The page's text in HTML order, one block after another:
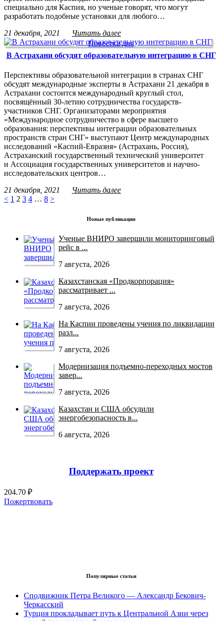
специально для Каспия, но ученые говорят, что могут
разработать подобные установки для любого…
21 декабря, 2021
Читать далее
Повестка дня
В Астрахани обсудят образовательную интеграцию в СНГ
Перспективы образовательной интеграции в странах СНГ
обсудят международные эксперты в Астрахани 21 декабря в
Астрахани состоится международный круглый стол,
посвящённый 30-летию сотрудничества государств-
участников СНГ. Организаторами мероприятия
«Международное сотрудничество в сфере высшего
образования: перспективы интеграции образовательных
пространств стран СНГ» выступают Центр международных
исследований «Каспий-Евразия» (Астрахань, Россия),
Астраханский государственный технический университет
и Ассоциация государственных университетов и научно-
исследовательских центров…
21 декабря, 2021
Читать далее
< 1 2 3 4 … 8 >
Новые публикации
Ученые ВНИРО завершили мониторинговый
рейс в ...
7 августа, 2026
Казахстанская «Продкорпорация»
рассматривает ...
7 августа, 2026
На Каспии проведены учения по ликвидации
разл...
7 августа, 2026
Модернизация подъемно-переходных мостов
завер...
7 августа, 2026
Казахстан и США обсудили
энергобезопасность в...
6 августа, 2026
Поддержать проект
204.70 ₽
Пожертвовать
Популярные статьи
Сподвижник Петра Великого — Александр Бекович-
Черкасский
Турция прокладывает путь к Центральной Азии через